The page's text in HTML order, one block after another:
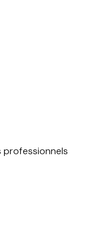
professionnels